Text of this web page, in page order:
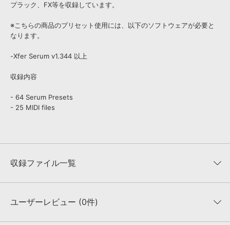
プラック、FX等を収録しています。
※こちらの商品のプリセット使用には、以下のソフトウェアが必要と
なります。
-Xfer Serum v1.344 以上
収録内容
- 64 Serum Presets
- 25 MIDI files
収録ファイル一覧
収録ファイル一覧
ユーザーレビュー (0件)